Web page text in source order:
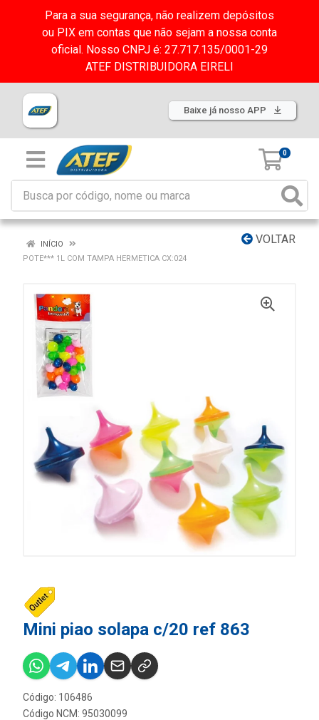
Para a sua segurança, não realizem depósitos
ou PIX em contas que não sejam a nossa conta
oficial. Nosso CNPJ é: 27.717.135/0001-29
ATEF DISTRIBUIDORA EIRELI
Baixe já nosso APP
0
VOLTAR
INÍCIO
POTE*** 1L COM TAMPA HERMETICA CX:024
Mini piao solapa c/20 ref 863
Código: 106486
Código NCM: 95030099